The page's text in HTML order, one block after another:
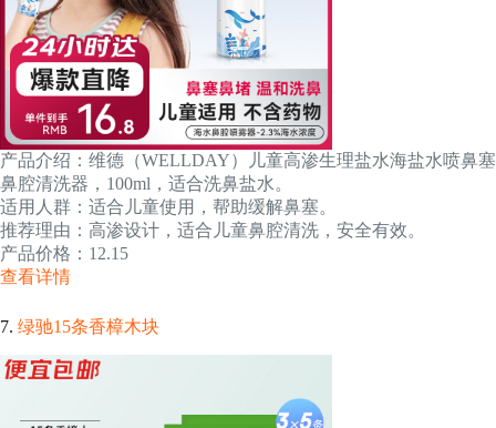
产品介绍：维德（WELLDAY）儿童高渗生理盐水海盐水喷鼻塞
鼻腔清洗器，100ml，适合洗鼻盐水。
适用人群：适合儿童使用，帮助缓解鼻塞。
推荐理由：高渗设计，适合儿童鼻腔清洗，安全有效。
产品价格：12.15
查看详情
7. 绿驰15条香樟木块